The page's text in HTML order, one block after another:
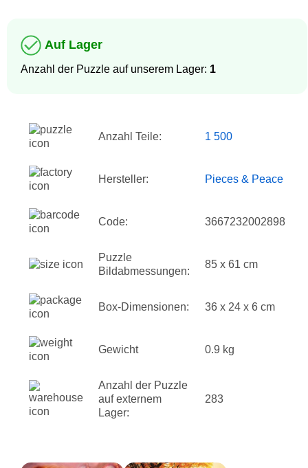
Auf Lager
Anzahl der Puzzle auf unserem Lager: 1
Anzahl Teile: 1 500
Hersteller: Pieces & Peace
Code: 3667232002898
Puzzle
Bildabmessungen:
85 x 61 cm
Box-Dimensionen: 36 x 24 x 6 cm
Gewicht 0.9 kg
Anzahl der Puzzle
auf externem
Lager:
283